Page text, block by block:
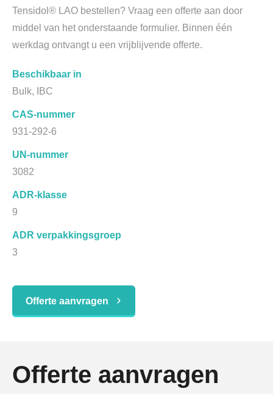
Tensidol® LAO bestellen? Vraag een offerte aan door
middel van het onderstaande formulier. Binnen één
werkdag ontvangt u een vrijblijvende offerte.
Beschikbaar in
Bulk, IBC
CAS-nummer
931-292-6
UN-nummer
3082
ADR-klasse
9
ADR verpakkingsgroep
3
Offerte aanvragen
Offerte aanvragen